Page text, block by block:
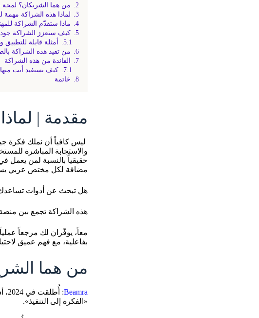
2.
من هما الشريكان؟ لمحة
3.
لماذا هذه الشراكة مهمة
4.
ماذا ستقدّم الشراكة
5.
كيف ستعزز الشراكة
5.1.
أمثلة قابلة
6.
من تفيد هذه الشراكة
7.
الفائدة من هذه الشراكة
7.1.
كيف تستفيد أنت منها
8.
خاتمة
مقدمة |
ليس كافياً أن نملك فكرة
مضافة لكل مختص عربي
هل تبحث عن أدوات تساعدك
هذه الشراكة تجمع بين
معاً، يوفّران لك مرجعاً
بفاعلية، مع فهم عميق
من هما
Beamra
:
«الفكرة إلى التنفيذ».